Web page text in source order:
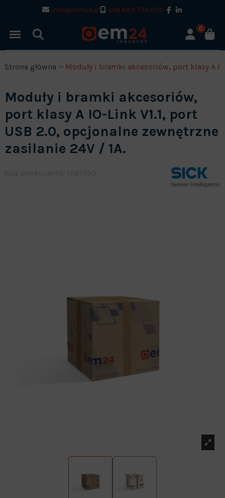
info@oem24.pl +48 683 778 005
0
Strona główna Moduły i bramki akcesoriów, port klasy A
Moduły i bramki akcesoriów,
port klasy A IO-Link V1.1, port
USB 2.0, opcjonalne zewnętrzne
zasilanie 24V / 1A.